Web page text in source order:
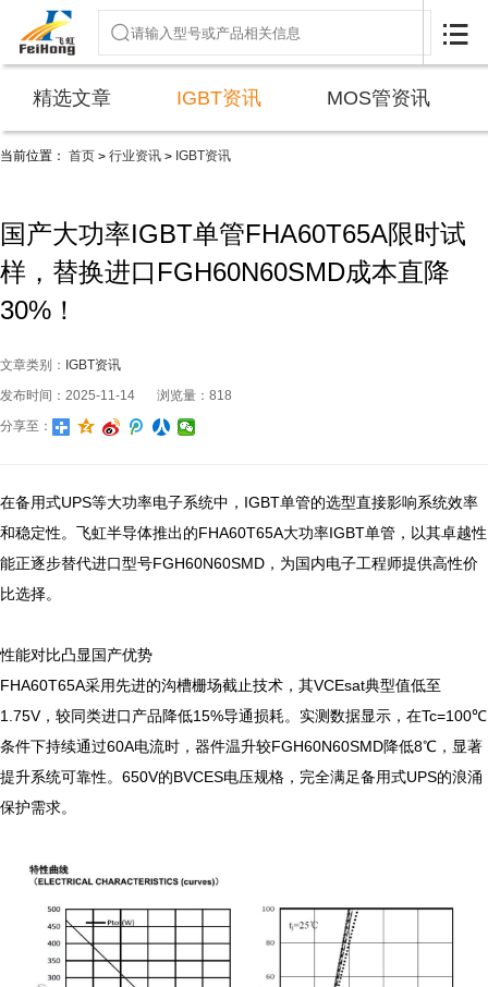

精选文章 IGBT资讯 MOS管资讯
当前位置： 首页 > 行业资讯 > IGBT资讯
国产大功率IGBT单管FHA60T65A限时试
样，替换进口FGH60N60SMD成本直降
30%！
文章类别： IGBT资讯
发布时间：2025-11-14
浏览量：818
分享至：
在备用式UPS等大功率电子系统中，IGBT单管的选型直接影响系统效率
和稳定性。飞虹半导体推出的FHA60T65A大功率IGBT单管，以其卓越性
能正逐步替代进口型号FGH60N60SMD，为国内电子工程师提供高性价
比选择。
性能对比凸显国产优势
FHA60T65A采用先进的沟槽栅场截止技术，其VCEsat典型值低至
1.75V，较同类进口产品降低15%导通损耗。实测数据显示，在Tc=100℃
条件下持续通过60A电流时，器件温升较FGH60N60SMD降低8℃，显著
提升系统可靠性。650V的BVCES电压规格，完全满足备用式UPS的浪涌
保护需求。